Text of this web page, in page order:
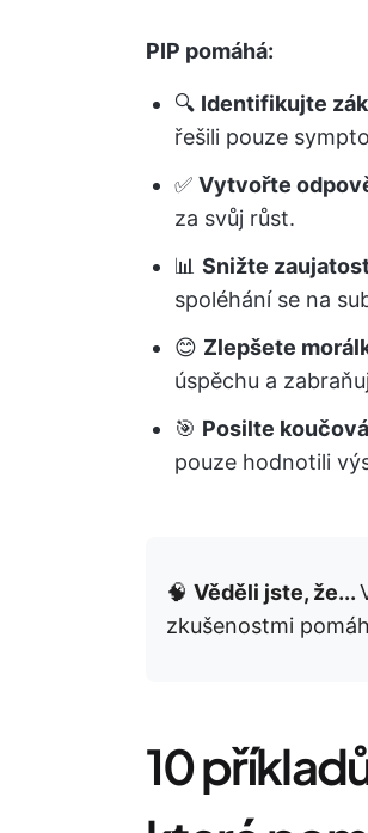
PIP pomáhá:
🔍 Identifikujte
řešili pouze
✅ Vytvořte
za svůj růst.
📊 Snižte
spoléhání se na
😊 Zlepšete
úspěchu a
🎯 Posilte
pouze hodnotili
🧠 Věděli jste, že...
zkušenostmi
10